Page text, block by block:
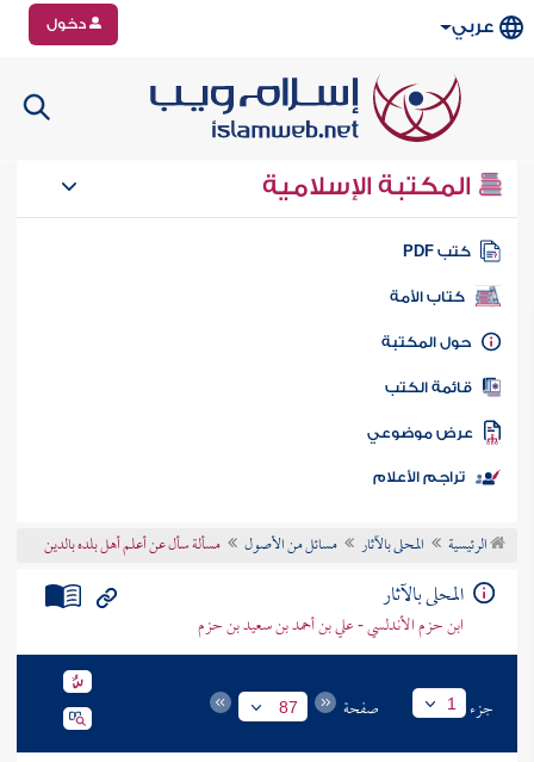
عربي دخول
المكتبة الإسلامية
كتب PDF
كتاب الأمة
المكتبة
الكتب
موضوعي
تراجم الأعلام
الرئيسية المحلى بالآثار مسائل من الأصول مسألة سأل عن أعلم أهل بلده بالدين
المحلى بالآثار
ابن حزم الأندلسي - علي بن أحمد بن سعيد بن حزم
جزء 1 صفحة 87